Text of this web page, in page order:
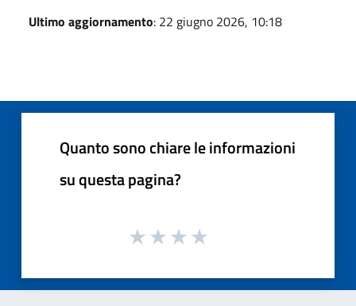
Ultimo aggiornamento: 22 giugno 2026, 10:18
Quanto sono chiare le informazioni
su questa pagina?